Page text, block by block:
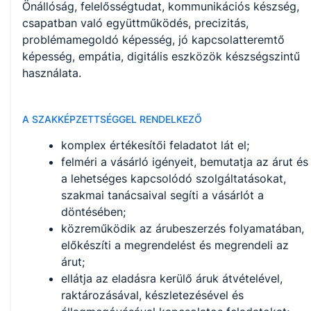
Önállóság, felelősségtudat, kommunikációs készség,
csapatban való együttműködés, precizitás,
problémamegoldó képesség, jó kapcsolatteremtő
képesség, empátia, digitális eszközök készségszintű
használata.
A SZAKKÉPZETTSÉGGEL RENDELKEZŐ
komplex értékesítői feladatot lát el;
felméri a vásárló igényeit, bemutatja az árut és
a lehetséges kapcsolódó szolgáltatásokat,
szakmai tanácsaival segíti a vásárlót a
döntésében;
közreműködik az árubeszerzés folyamatában,
előkészíti a megrendelést és megrendeli az
árut;
ellátja az eladásra kerülő áruk átvételével,
raktározásával, készletezésével és